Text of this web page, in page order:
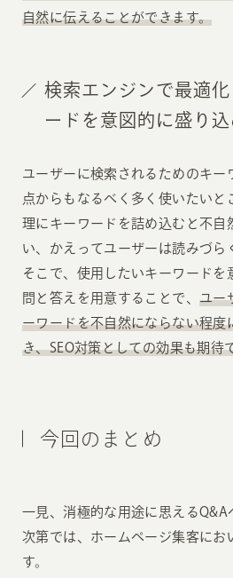
自然に伝えることができます。
検索エンジンで最適
ードを意図的に盛り込
ユーザーに検索されるためのキー
点からもなるべく多く使いたいと
理にキーワードを詰め込むと不自
い、かえってユーザーは読みづら
そこで、使用したいキーワードを
問と答えを用意することで、 ユー
ーワードを不自然にならない程度
き、SEO対策としての効果も期待
今回のまとめ
一見、消極的な用途に思えるQ&A
次第では、ホームページ集客にお
す。